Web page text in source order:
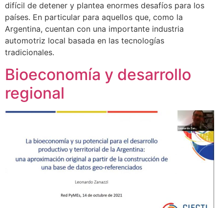
difícil de detener y plantea enormes desafíos para los
países. En particular para aquellos que, como la
Argentina, cuentan con una importante industria
automotriz local basada en las tecnologías
tradicionales.
Bioeconomía y desarrollo
regional